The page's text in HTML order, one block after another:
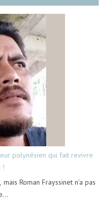
polynésien qui fait revivre
!
Roman Frayssinet n’a pas